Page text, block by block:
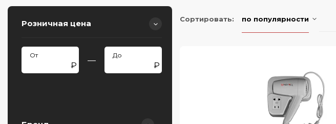
Розничная цена
—
Сортировать: по популярности